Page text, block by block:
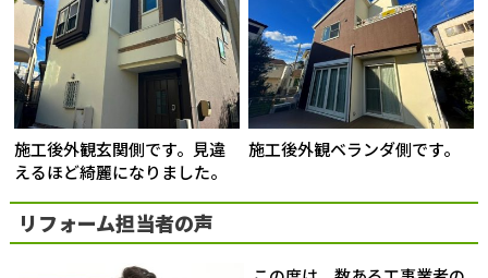
施工後外観玄関側です。見違
えるほど綺麗になりました。
施工後外観ベランダ側です。
リフォーム担当者の声